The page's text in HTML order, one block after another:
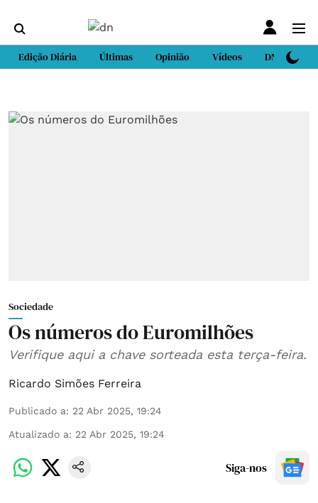
Edição Diária Últimas Opinião Vídeos DN Sport
Sociedade
Os números do Euromilhões
Verifique aqui a chave sorteada esta terça-feira.
Ricardo Simões Ferreira
Publicado a: 22 Abr 2025, 19:24
Atualizado a: 22 Abr 2025, 19:24
Siga-nos